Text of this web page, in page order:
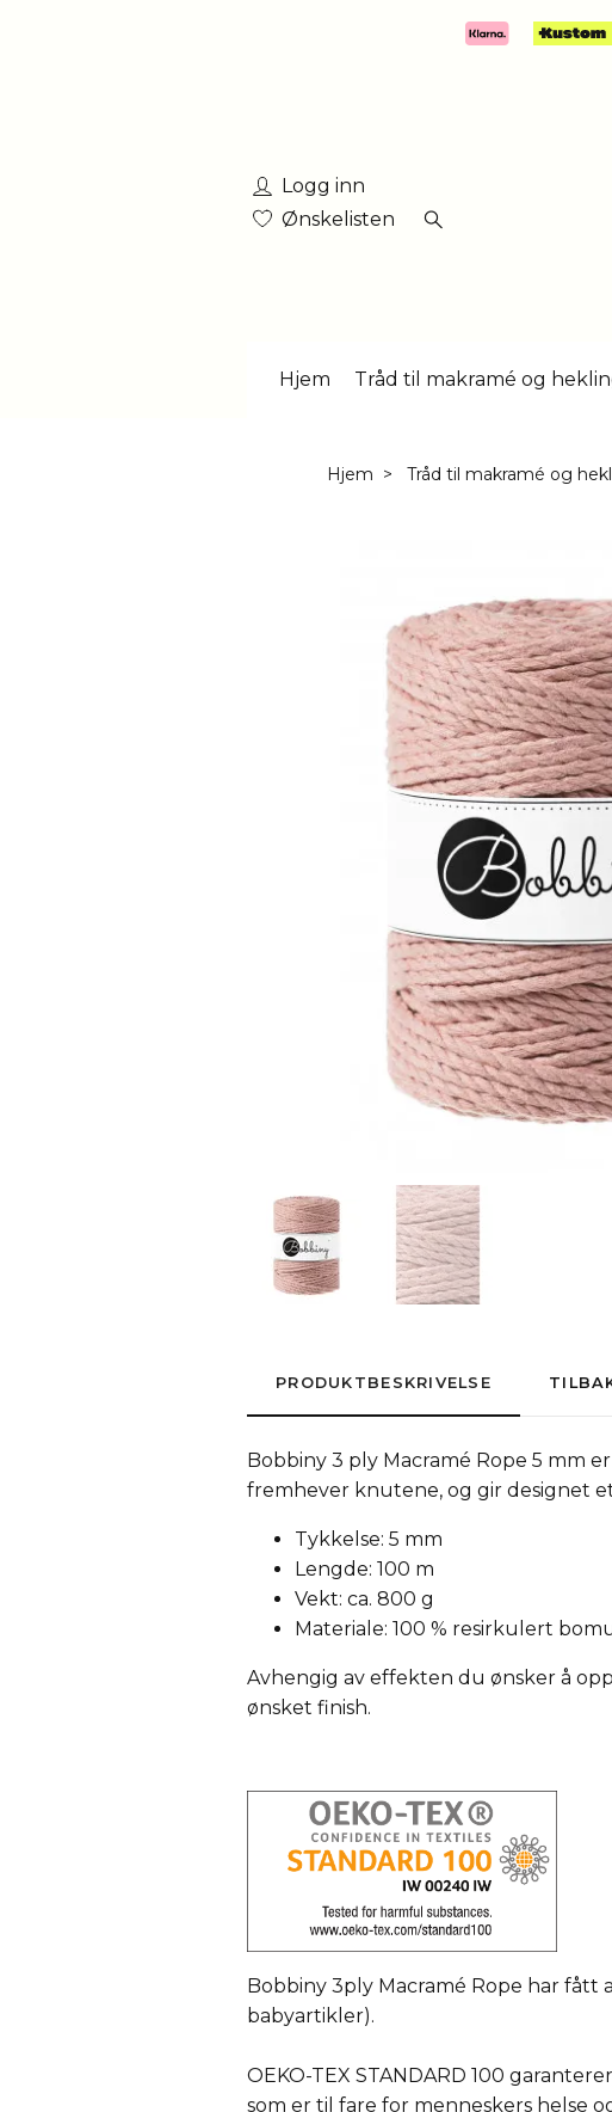
Logg inn
Ønskelisten
Hjem Tråd til makramé og
Hjem Tråd til makramé og
PRODUKTBESKRIVELSE
Bobbiny 3 ply Macramé Rope 5 mm
fremhever knutene, og gir designet
Tykkelse: 5 mm
Lengde: 100 m
Vekt: ca. 800 g
Materiale: 100 % resirkulert
Avhengig av effekten du ønsker å
ønsket finish.
Bobbiny 3ply Macramé Rope har fått
babyartikler).
OEKO-TEX STANDARD 100
som er til fare for menneskers helse